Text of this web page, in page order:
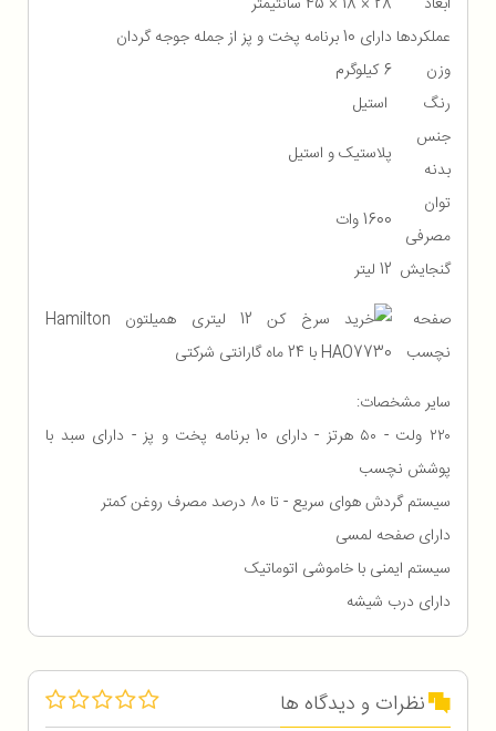
عملکردها دارای 10 برنامه پخت و پز از جمله جوجه گردان
وزن
6 کیلوگرم
رنگ
استیل
جنس
بدنه
پلاستیک و استیل
توان
مصرفی
1600 وات
گنجایش 12 لیتر
صفحه
نچسب
سایر مشخصات:
۲۲۰ ولت - ۵۰ هرتز - دارای 10 برنامه پخت و پز - دارای سبد با
پوشش نچسب
سیستم گردش هوای سریع - تا ۸۰ درصد مصرف روغن کمتر
دارای صفحه لمسی
سیستم ایمنی با خاموشی اتوماتیک
دارای درب شیشه
نظرات و دیدگاه ها